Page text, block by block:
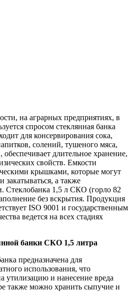
на аграрных предприятиях, в
спросом стеклянная банка
для консервирования сока,
солений, тушеного мяса,
длительное хранение,
свойств. Емкости
крышками, которые могут
закатываться, а также
Стеклобанка 1,5 л СКО (горло 82
без вскрытия. Продукция
ISO 9001 и государственным
ведется на всех стадиях
банки СКО 1,5 литра
предназначена для
использования, что
утилизацию и нанесение вреда
также можно хранить сыпучие и